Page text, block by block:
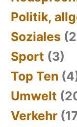
Politik,
Soziales
Sport (3)
Top Ten
Umwelt
Verkehr